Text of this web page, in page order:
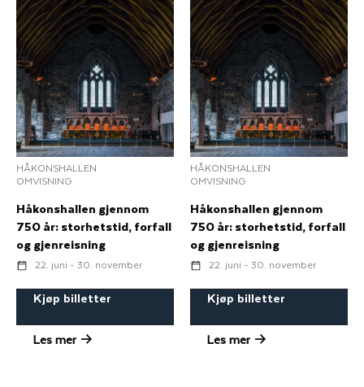
HÅKONSHALLEN
OMVISNING
Håkonshallen gjennom
750 år: storhetstid, forfall
og gjenreisning
22. juni - 30. november
Kjøp billetter
Les mer
HÅKONSHALLEN
OMVISNING
Håkonshallen gjennom
750 år: storhetstid, forfall
og gjenreisning
22. juni - 30. november
Kjøp billetter
Les mer